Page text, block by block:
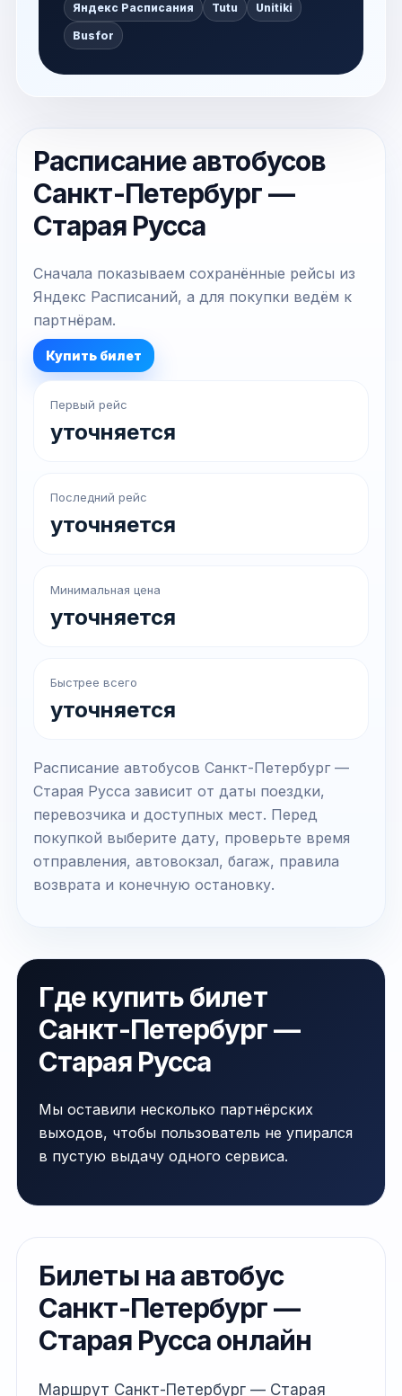
Яндекс Расписания Tutu Unitiki
Busfor
Расписание автобусов
Санкт-Петербург —
Старая Русса
Сначала показываем сохранённые рейсы из
Яндекс Расписаний, а для покупки ведём к
партнёрам.
Купить билет
Первый рейс
уточняется
Последний рейс
уточняется
Минимальная цена
уточняется
Быстрее всего
уточняется
Расписание автобусов Санкт-Петербург —
Старая Русса зависит от даты поездки,
перевозчика и доступных мест. Перед
покупкой выберите дату, проверьте время
отправления, автовокзал, багаж, правила
возврата и конечную остановку.
Где купить билет
Санкт-Петербург —
Старая Русса
Мы оставили несколько партнёрских
выходов, чтобы пользователь не упирался
в пустую выдачу одного сервиса.
Билеты на автобус
Санкт-Петербург —
Старая Русса онлайн
Маршрут Санкт-Петербург — Старая